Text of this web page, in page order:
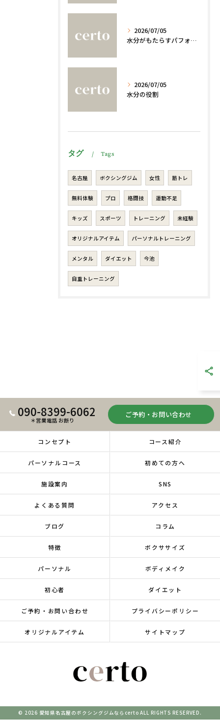
2026/07/05
水分がもたらすパフォーマンスへの影響
2026/07/05
水分の役割
タグ Tags
名古屋 ボクシングジム 女性 筋トレ
無料体験 プロ 格闘技 運動不足
キッズ スポーツ トレーニング 未経験
オリジナルアイテム パーソナルトレーニング
メンタル ダイエット 今池
自重トレーニング
090-8399-6062
＊営業電話 お断り
ご予約・お問い合わせ
コンセプト コース紹介
パーソナルコース 初めての方へ
施設案内 SNS
よくある質問 アクセス
ブログ コラム
特徴 ボクササイズ
パーソナル ボディメイク
初心者 ダイエット
ご予約・お問い合わせ プライバシーポリシー
オリジナルアイテム サイトマップ
© 2026 愛知県名古屋のボクシングジムならcerto ALL RIGHTS RESERVED.